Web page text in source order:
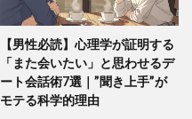
【男性必読】心理学が証明する
「また会いたい」と思わせるデ
ート会話術7選｜”聞き上手”が
モテる科学的理由